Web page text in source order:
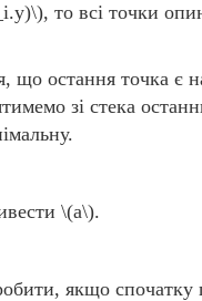
, то всі точки
що остання точка
зі стека
\(a\).
якщо